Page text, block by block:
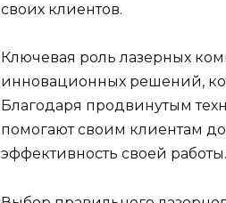
своих клиентов.
Ключевая роль лазерных
инновационных решений,
Благодаря продвинутым
помогают своим клиентам
эффективность своей работы.